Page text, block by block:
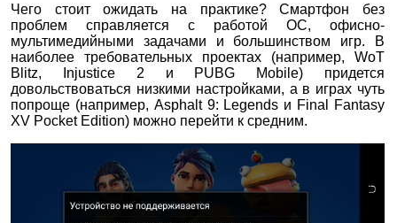
Чего стоит ожидать на практике? Смартфон без
проблем справляется с работой ОС, офисно-
мультимедийными задачами и большинством игр. В
наиболее требовательных проектах (например, WoT
Blitz, Injustice 2 и PUBG Mobile) придется
довольствоваться низкими настройками, а в играх чуть
попроще (например, Asphalt 9: Legends и Final Fantasy
XV Pocket Edition) можно перейти к средним.